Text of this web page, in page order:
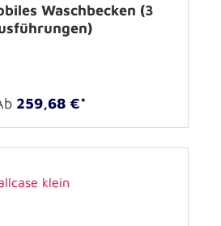
Waschbecken (3
259,68 €*